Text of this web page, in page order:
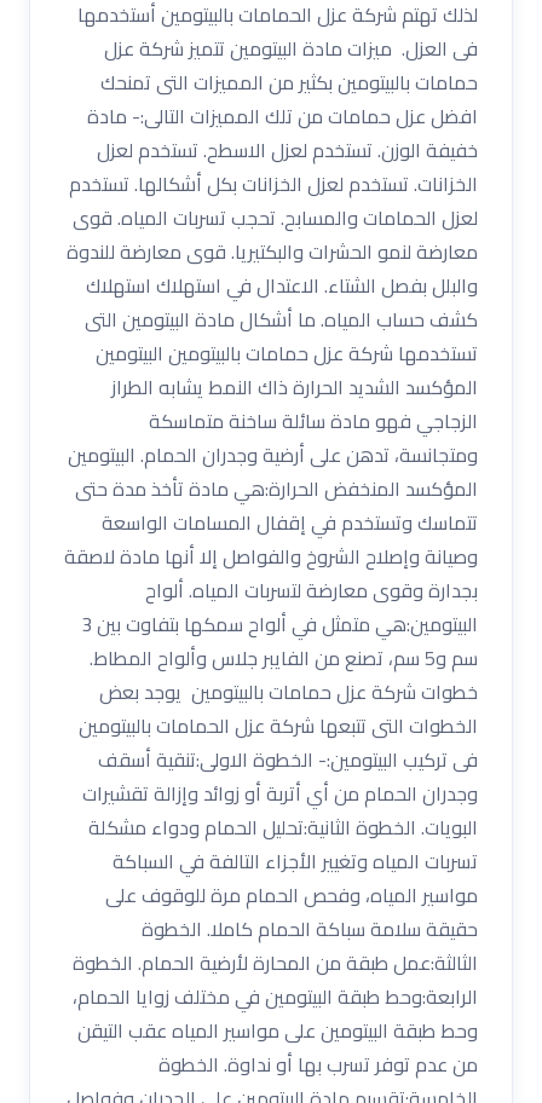
لذلك تهتم شركة عزل الحمامات بالبيتومين أستخدمها
فى العزل. ميزات مادة البيتومين تتميز شركة عزل
حمامات بالبيتومين بكثير من المميزات التى تمنحك
افضل عزل حمامات من تلك المميزات التالى:- مادة
خفيفة الوزن. تستخدم لعزل الاسطح. تستخدم لعزل
الخزانات. تستخدم لعزل الخزانات بكل أشكالها. تستخدم
لعزل الحمامات والمسابح. تحجب تسربات المياه. قوى
معارضة لنمو الحشرات والبكتيريا. قوى معارضة للندوة
والبلل بفصل الشتاء. الاعتدال في استهلاك استهلاك
كشف حساب المياه. ما أشكال مادة البيتومين التى
تستخدمها شركة عزل حمامات بالبيتومين البيتومين
المؤكسد الشديد الحرارة ذاك النمط يشابه الطراز
الزجاجي فهو مادة سائلة ساخنة متماسكة
ومتجانسة، تدهن على أرضية وجدران الحمام. البيتومين
المؤكسد المنخفض الحرارة:هي مادة تأخذ مدة حتى
تتماسك وتستخدم في إقفال المسامات الواسعة
وصيانة وإصلاح الشروخ والفواصل إلا أنها مادة لاصقة
بجدارة وقوى معارضة لتسربات المياه. ألواح
البيتومين:هي متمثل في ألواح سمكها بتفاوت بين 3
سم و5 سم، تصنع من الفايبر جلاس وألواح المطاط.
خطوات شركة عزل حمامات بالبيتومين يوجد بعض
الخطوات التى تتبعها شركة عزل الحمامات بالبيتومين
فى تركيب البيتومين:- الخطوة الاولى:تنقية أسقف
وجدران الحمام من أي أتربة أو زوائد وإزالة تقشيرات
البويات. الخطوة الثانية:تحليل الحمام ودواء مشكلة
تسربات المياه وتغيير الأجزاء التالفة في السباكة
مواسير المياه، وفحص الحمام مرة للوقوف على
حقيقة سلامة سباكة الحمام كاملا. الخطوة
الثالثة:عمل طبقة من المحارة لأرضية الحمام. الخطوة
الرابعة:وحط طبقة البيتومين في مختلف زوايا الحمام،
وحط طبقة البيتومين على مواسير المياه عقب التيقن
من عدم توفر تسرب بها أو نداوة. الخطوة